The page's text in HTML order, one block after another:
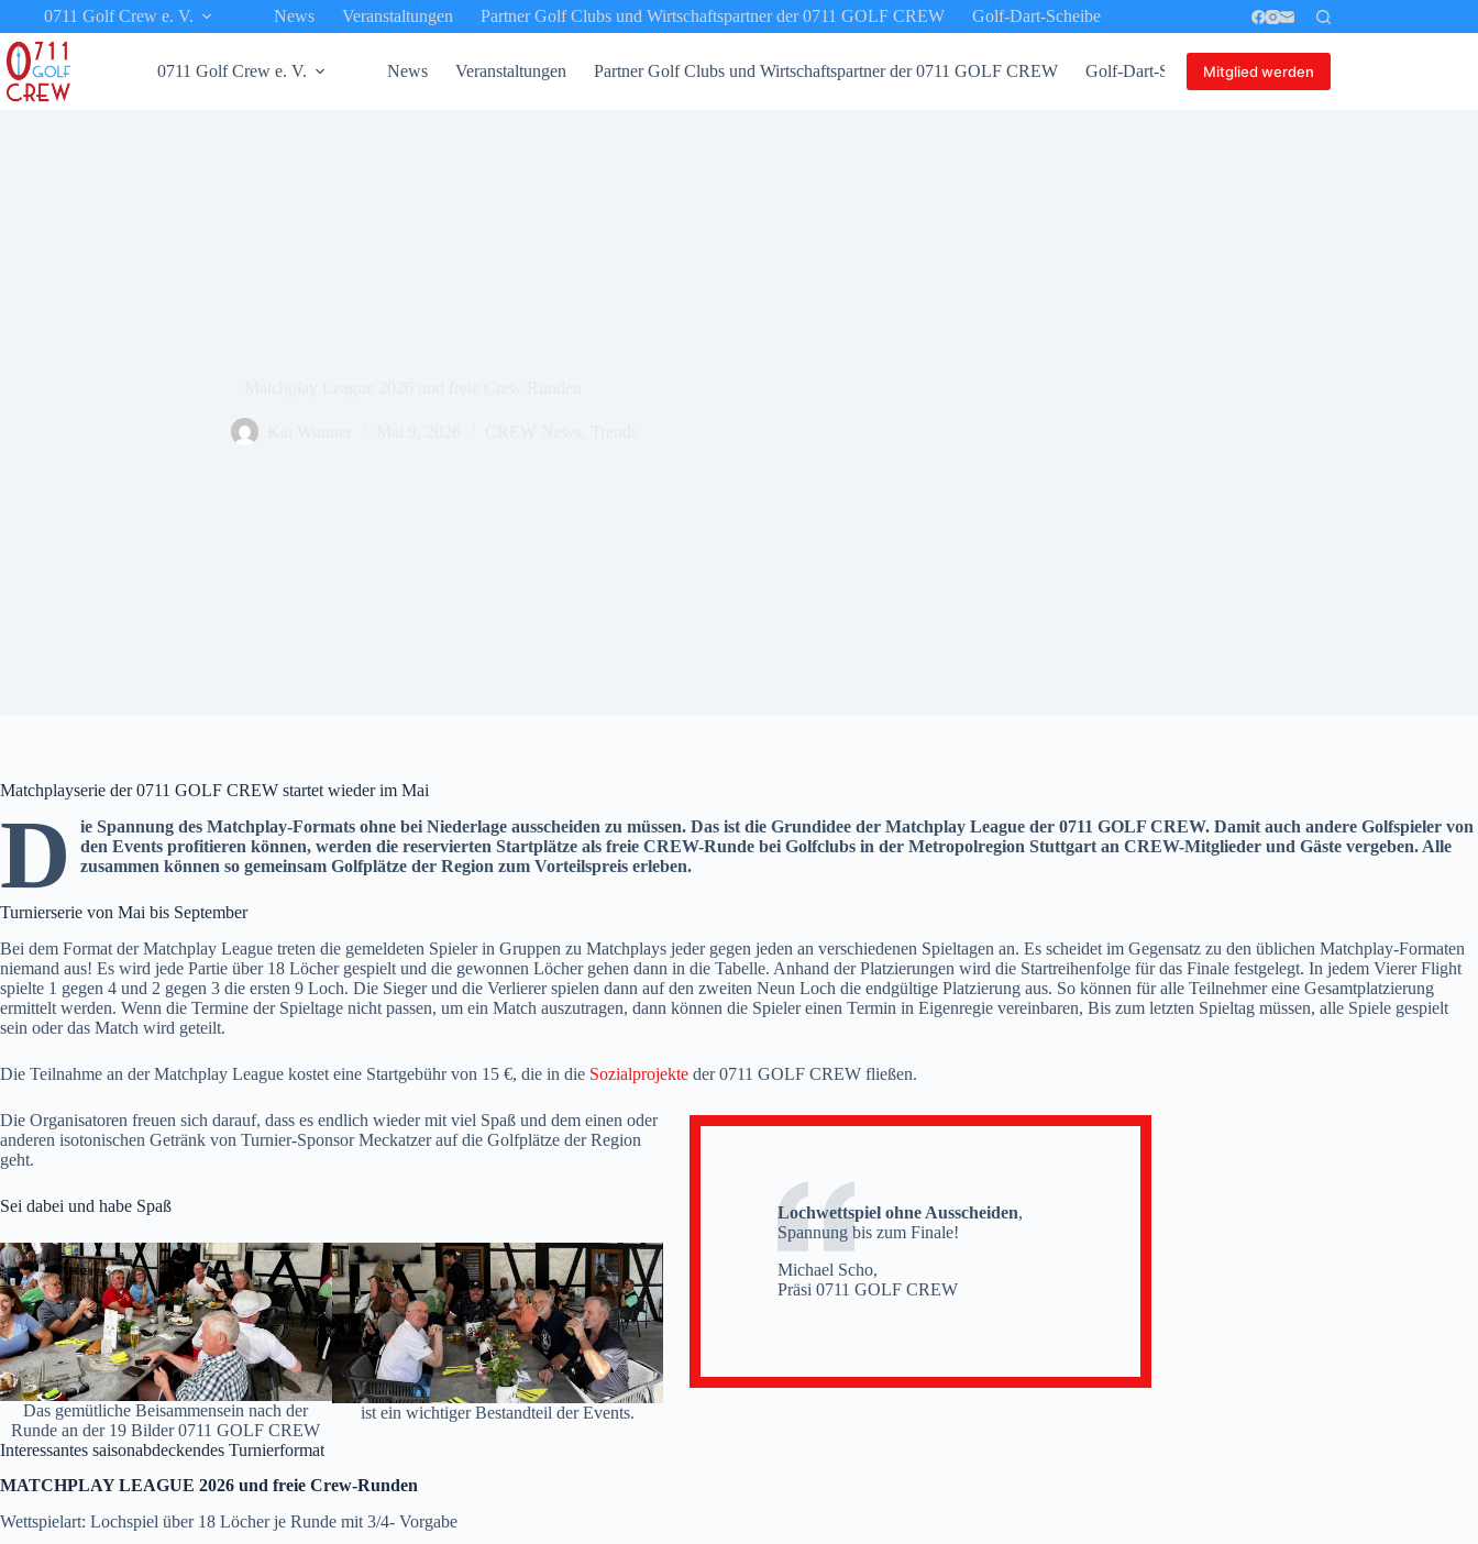
springen
0711 Golf Crew e. V. News Veranstaltungen Partner Golf Clubs und Wirtschaftspartner der 0711 GOLF CREW Golf-Dart-Scheibe
0711 Golf Crew e. V. News Veranstaltungen Partner Golf Clubs und Wirtschaftspartner der 0711 GOLF CREW Golf-Dart-ScheibeMitglied werden
Matchplayserie der 0711 GOLF CREW startet wieder im Mai
D
ie Spannung des Matchplay-Formats ohne bei Niederlage ausscheiden zu müssen. Das ist die Grundidee der Matchplay League der 0711 GOLF CREW. Damit auch andere Golfspieler von
den Events profitieren können, werden die reservierten Startplätze als freie CREW-Runde bei Golfclubs in der Metropolregion Stuttgart an CREW-Mitglieder und Gäste vergeben. Alle
zusammen können so gemeinsam Golfplätze der Region zum Vorteilspreis erleben.
Turnierserie von Mai bis September
Bei dem Format der Matchplay League treten die gemeldeten Spieler in Gruppen zu Matchplays jeder gegen jeden an verschiedenen Spieltagen an. Es scheidet im Gegensatz zu den üblichen Matchplay-Formaten
niemand aus! Es wird jede Partie über 18 Löcher gespielt und die gewonnen Löcher gehen dann in die Tabelle. Anhand der Platzierungen wird die Startreihenfolge für das Finale festgelegt. In jedem Vierer Flight
spielte 1 gegen 4 und 2 gegen 3 die ersten 9 Loch. Die Sieger und die Verlierer spielen dann auf den zweiten Neun Loch die endgültige Platzierung aus. So können für alle Teilnehmer eine Gesamtplatzierung
ermittelt werden. Wenn die Termine der Spieltage nicht passen, um ein Match auszutragen, dann können die Spieler einen Termin in Eigenregie vereinbaren, Bis zum letzten Spieltag müssen, alle Spiele gespielt
sein oder das Match wird geteilt.
Die Teilnahme an der Matchplay League kostet eine Startgebühr von 15 €, die in die Sozialprojekte der 0711 GOLF CREW fließen.
Lochwettspiel ohne Ausscheiden,
Spannung bis zum Finale!
Michael Scho,
Präsi 0711 GOLF CREW
Die Organisatoren freuen sich darauf, dass es endlich wieder mit viel Spaß und dem einen oder
anderen isotonischen Getränk von Turnier-Sponsor Meckatzer auf die Golfplätze der Region
geht.
Sei dabei und habe Spaß
Das gemütliche Beisammensein nach der
Runde an der 19 Bilder 0711 GOLF CREW
ist ein wichtiger Bestandteil der Events.
Interessantes saisonabdeckendes Turnierformat
MATCHPLAY LEAGUE 2026 und freie Crew-Runden
Wettspielart: Lochspiel über 18 Löcher je Runde mit 3/4- Vorgabe